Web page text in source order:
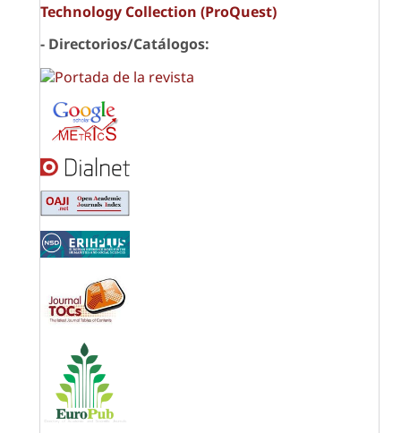
Technology Collection (ProQuest)
- Directorios/Catálogos: